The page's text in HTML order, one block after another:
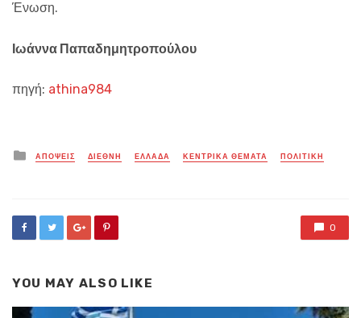
Ένωση.
Ιωάννα Παπαδημητροπούλου
πηγή: athina984
Posted
in
ΑΠΟΨΕΙΣ ΔΙΕΘΝΗ ΕΛΛΑΔΑ ΚΕΝΤΡΙΚΑ ΘΕΜΑΤΑ ΠΟΛΙΤΙΚΗ
0
YOU MAY ALSO LIKE